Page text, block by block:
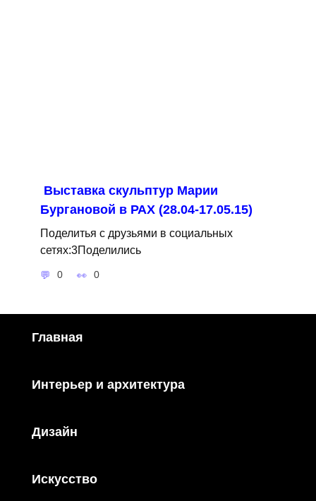
Выставка скульптур Марии
Бургановой в РАХ (28.04-17.05.15)
Поделитья с друзьями в социальных
сетях:3Поделились
0 0
Главная
Интерьер и архитектура
Дизайн
Искусство